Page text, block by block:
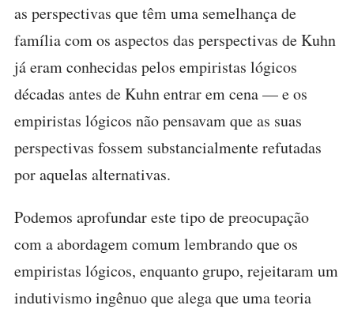
as perspectivas que têm uma semelhança de
família com os aspectos das perspectivas de Kuhn
já eram conhecidas pelos empiristas lógicos
décadas antes de Kuhn entrar em cena — e os
empiristas lógicos não pensavam que as suas
perspectivas fossem substancialmente refutadas
por aquelas alternativas.
Podemos aprofundar este tipo de preocupação
com a abordagem comum lembrando que os
empiristas lógicos, enquanto grupo, rejeitaram um
indutivismo ingênuo que alega que uma teoria